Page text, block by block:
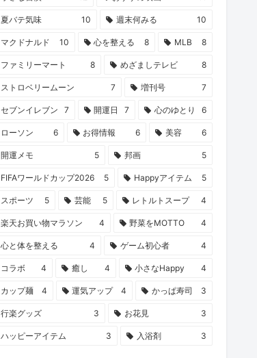
夏バテ気味 10 週末何みる 10
マクドナルド 10 心を整える 8 MLB 8
ファミリーマート 8 めざましテレビ 8
ストロベリームーン 7 増刊号 7
セブンイレブン 7 開運日 7 心のゆとり 6
ローソン 6 お得情報 6 美容 6
開運メモ 5 邦画 5
FIFAワールドカップ2026 5 Happyアイテム 5
スポーツ 5 芸能 5 レトルトスープ 4
楽天お買い物マラソン 4 野菜をMOTTO 4
心と体を整える 4 ゲーム初心者 4
コラボ 4 癒し 4 小さなHappy 4
カップ麺 4 運気アップ 4 かっぱ寿司 3
行楽グッズ 3 お花見 3
ハッピーアイテム 3 入浴剤 3